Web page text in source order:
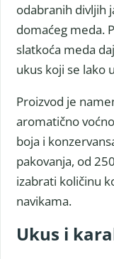
odabranih divljih
domaćeg meda.
slatkoća meda
ukus koji se lako
Proizvod je
aromatično
boja i
pakovanja, od
izabrati količinu
navikama.
Ukus i